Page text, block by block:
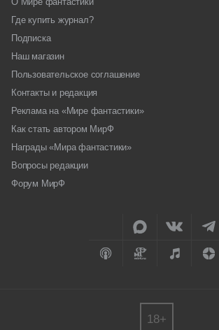
Где купить журнал?
Подписка
Наш магазин
Пользовательское соглашение
Контакты и редакция
Реклама на «Мире фантастики»
Как стать автором МирФ
Награды «Мира фантастики»
Вопросы редакции
Форум МирФ
18+